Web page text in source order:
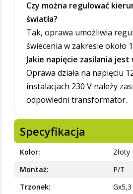
Czy można regulować
światła?
Tak, oprawa umożliwia
świecenia w zakresie około
Jakie napięcie zasilania jest
Oprawa działa na napięciu
instalacjach 230 V należy
odpowiedni transformator.
Specyfikacja
Kolor
Złoty
Montaż
P/T
Trzonek
Gx5,3